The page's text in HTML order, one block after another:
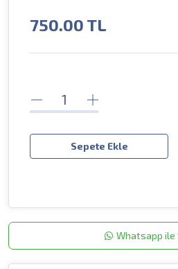
750.00 TL
Sepete Ekle
Whatsapp ile